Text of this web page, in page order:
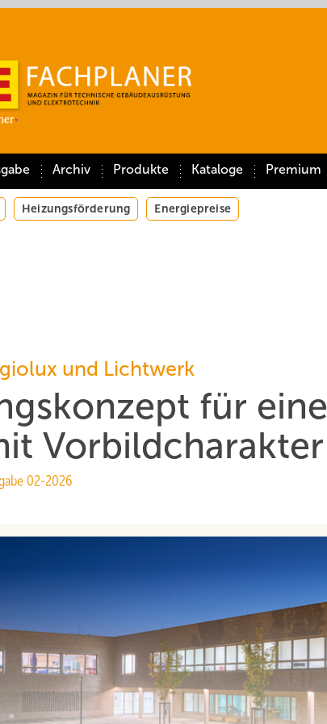
Archiv Produkte Kataloge Premium
Heizungsförderung Energiepreise
und Lichtwerk
für eine
Vorbildcharakter
02-2026